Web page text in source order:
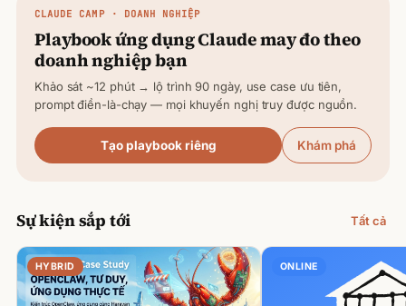
CLAUDE CAMP · DOANH NGHIỆP
Playbook ứng dụngClaudemay đo theo
doanh nghiệp bạn
Khảo sát ~12 phút → lộ trình 90 ngày, use case ưu tiên,
prompt điền-là-chạy — mọi khuyến nghị truy được nguồn.
Tạo playbook riêng Khám phá
Sự kiện sắp tới Tất cả
HYBRID ONLINE